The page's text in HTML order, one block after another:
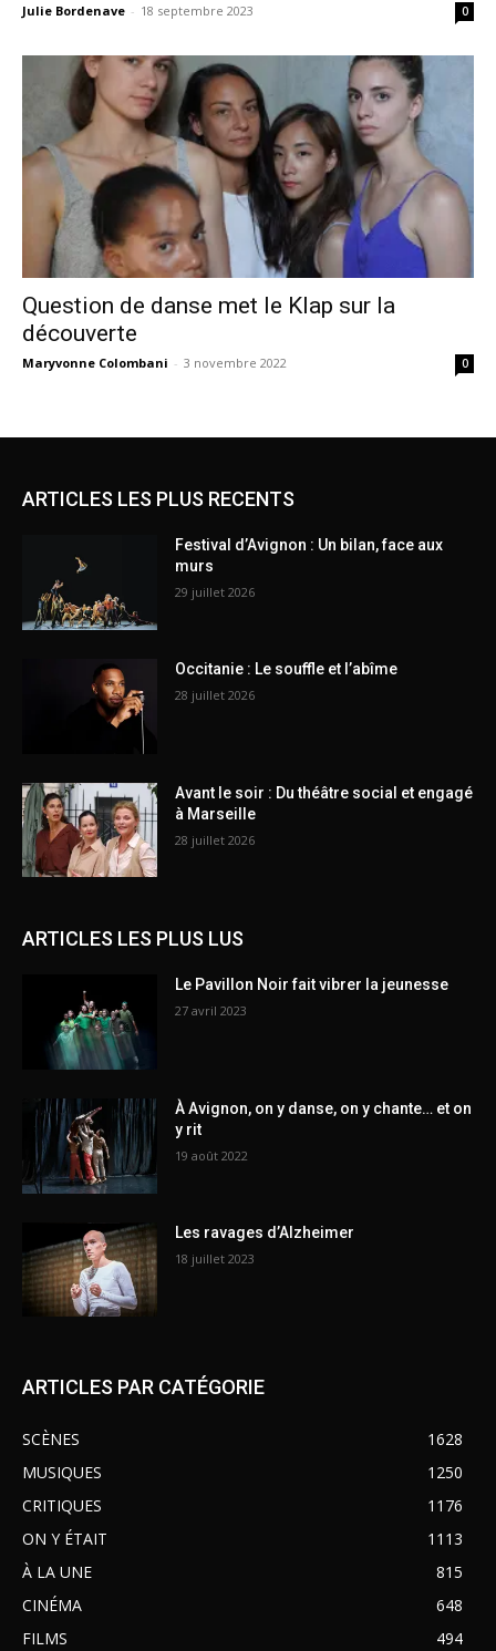
Julie Bordenave - 18 septembre 2023 0
Question de danse met le Klap sur la
découverte
Maryvonne Colombani - 3 novembre 2022 0
ARTICLES LES PLUS RECENTS
Festival d’Avignon : Un bilan, face aux
murs
29 juillet 2026
Occitanie : Le souffle et l’abîme
28 juillet 2026
Avant le soir : Du théâtre social et engagé
à Marseille
28 juillet 2026
ARTICLES LES PLUS LUS
Le Pavillon Noir fait vibrer la jeunesse
27 avril 2023
À Avignon, on y danse, on y chante… et on
y rit
19 août 2022
Les ravages d’Alzheimer
18 juillet 2023
ARTICLES PAR CATÉGORIE
SCÈNES
1628
MUSIQUES
1250
CRITIQUES
1176
ON Y ÉTAIT
1113
À LA UNE
815
CINÉMA
648
FILMS
494